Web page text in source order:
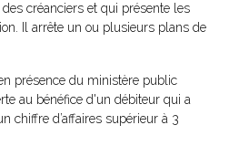
créanciers et qui présente les
Il arrête un ou plusieurs plans de
présence du ministère public
au bénéfice d'un débiteur qui a
chiffre d’affaires supérieur à 3